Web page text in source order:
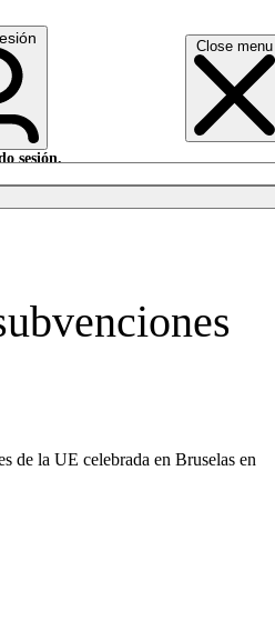
Close menu
sesión.
de la UE celebrada en Bruselas en